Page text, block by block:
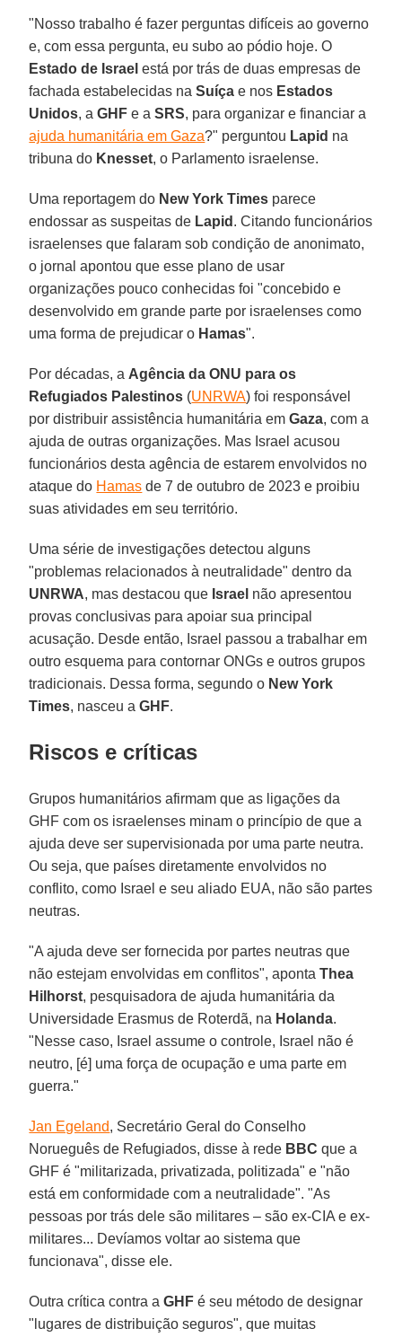
"Nosso trabalho é fazer perguntas difíceis ao governo
e, com essa pergunta, eu subo ao pódio hoje. O
Estado de Israel está por trás de duas empresas de
fachada estabelecidas naSuíça e nos Estados
Unidos, aGHF e aSRS, para organizar e financiar a
ajuda humanitária em Gaza?" perguntou Lapid na
tribuna do Knesset, o Parlamento israelense.
Uma reportagem do New York Times parece
endossar as suspeitas de Lapid . Citando funcionários
israelenses que falaram sob condição de anonimato,
o jornal apontou que esse plano de usar
organizações pouco conhecidas foi "concebido e
desenvolvido em grande parte por israelenses como
uma forma de prejudicar o Hamas".
Por décadas, a Agência da ONU para os
Refugiados Palestinos (UNRWA) foi responsável
por distribuir assistência humanitária emGaza, com a
ajuda de outras organizações. Mas Israel acusou
funcionários desta agência de estarem envolvidos no
ataque do Hamas de 7 de outubro de 2023 e proibiu
suas atividades em seu território.
Uma série de investigações detectou alguns
"problemas relacionados à neutralidade" dentro da
UNRWA, mas destacou que Israel não apresentou
provas conclusivas para apoiar sua principal
acusação. Desde então, Israel passou a trabalhar em
outro esquema para contornar ONGs e outros grupos
tradicionais. Dessa forma, segundo o New York
Times, nasceu aGHF.
Riscos e críticas
Grupos humanitários afirmam que as ligações da
GHF com os israelenses minam o princípio de que a
ajuda deve ser supervisionada por uma parte neutra.
Ou seja, que países diretamente envolvidos no
conflito, como Israel e seu aliado EUA, não são partes
neutras.
"A ajuda deve ser fornecida por partes neutras que
não estejam envolvidas em conflitos", apontaThea
Hilhorst, pesquisadora de ajuda humanitária da
Universidade Erasmus de Roterdã, na Holanda.
"Nesse caso, Israel assume o controle, Israel não é
neutro, [é] uma força de ocupação e uma parte em
guerra."
Jan Egeland, Secretário Geral do Conselho
Norueguês de Refugiados, disse à rede BBC que a
GHF é "militarizada, privatizada, politizada" e "não
está em conformidade com a neutralidade". "As
pessoas por trás dele são militares – são ex-CIA e ex-
militares... Devíamos voltar ao sistema que
funcionava", disse ele.
Outra crítica contra aGHF é seu método de designar
"lugares de distribuição seguros", que muitas